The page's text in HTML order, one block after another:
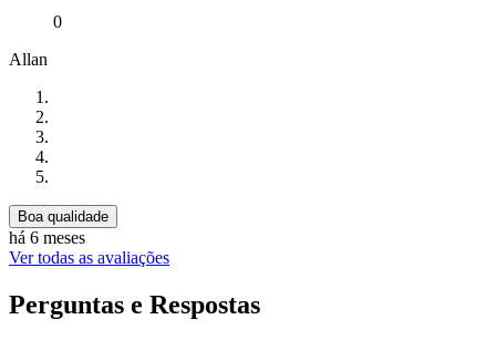
0
Allan
Boa qualidade
há 6 meses
Ver todas as avaliações
Perguntas e Respostas